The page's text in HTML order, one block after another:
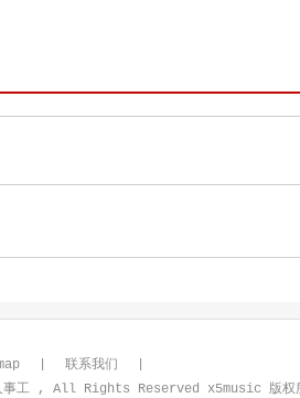
联系我们
工 , All Rights Reserved x5music 版权